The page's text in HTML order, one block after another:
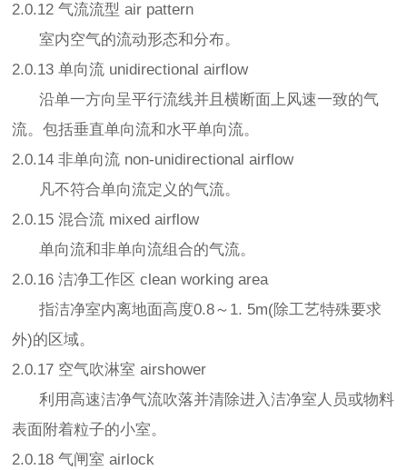
2.0.12 气流流型 air pattern
室内空气的流动形态和分布。
2.0.13 单向流 unidirectional airflow
沿单一方向呈平行流线并且横断面上风速一致的气
流。包括垂直单向流和水平单向流。
2.0.14 非单向流 non-unidirectional airflow
凡不符合单向流定义的气流。
2.0.15 混合流 mixed airflow
单向流和非单向流组合的气流。
2.0.16 洁净工作区 clean working area
指洁净室内离地面高度0.8～1. 5m(除工艺特殊要求
外)的区域。
2.0.17 空气吹淋室 airshower
利用高速洁净气流吹落并清除进入洁净室人员或物料
表面附着粒子的小室。
2.0.18 气闸室 airlock